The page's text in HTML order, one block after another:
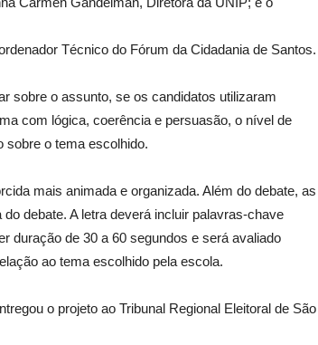
Técnico do Fórum da Cidadania de Santos.
sobre o assunto, se os candidatos utilizaram
com lógica, coerência e persuasão, o nível de
sobre o tema escolhido.
mais animada e organizada. Além do debate, as
debate. A letra deverá incluir palavras-chave
duração de 30 a 60 segundos e será avaliado
ao tema escolhido pela escola.
o projeto ao Tribunal Regional Eleitoral de São